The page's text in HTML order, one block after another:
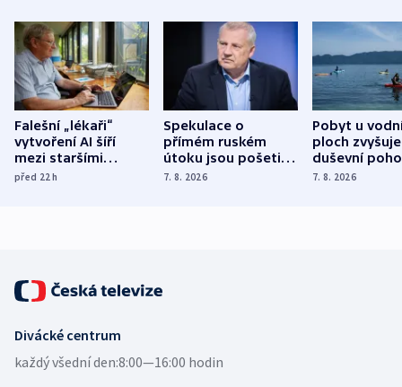
Falešní „lékaři“
vytvoření AI šíří
mezi staršími
Poláky nebezpečné
před 22h
Spekulace o
přímém ruském
útoku jsou pošetilé,
míní estonský
7. 8. 2026
Pobyt u
ploch zvyšuje
duševní
ukázala
7. 8. 2026
Divácké centrum
každý všední den:8:00—16:00 hodin